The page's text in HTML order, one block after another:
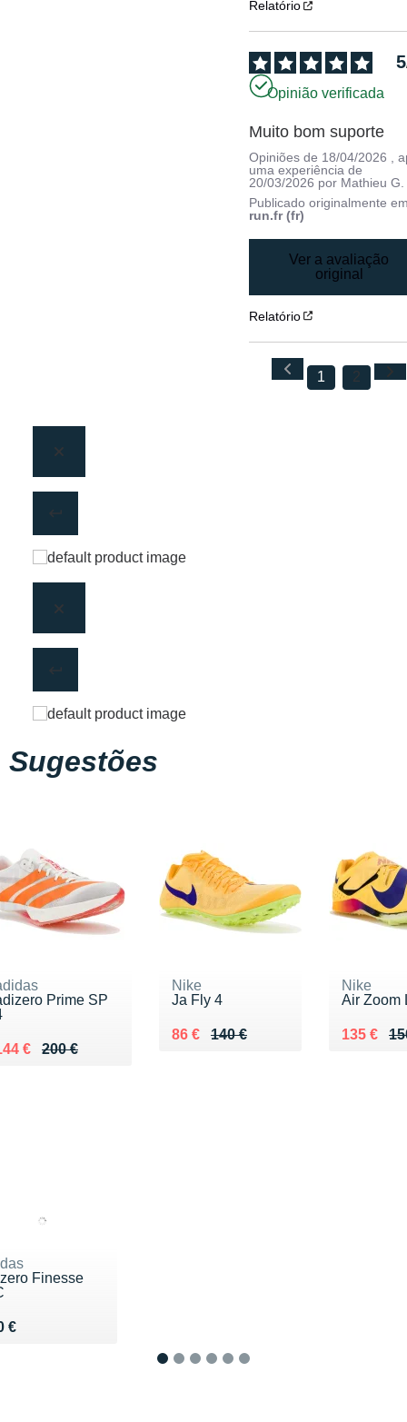
Relatório
5
Opinião verificada
Muito bom suporte
Opiniões de 18/04/2026 ,
uma experiência de
20/03/2026 por Mathieu G.
Publicado originalmente
run.fr (fr)
Ver a avaliação
original
Relatório
1 2
Sugestões
Prime SP
200 €
lieu de 200 €
€ 144 €
Nike
Ja Fly 4
140 €
Au lieu de 140 €
86 €
Vendu 86 €
Nike
Air Zoom
Au lieu
135 €
Vendu
Finesse
€ 160 €